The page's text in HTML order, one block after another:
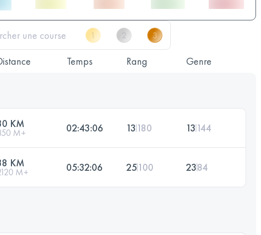
Temps Rang Genre
KM
M+ 02:43:06 13 180 13 144
KM
M+ 05:32:06 25100 2384